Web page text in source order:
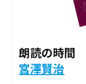
朗読の時間
宮澤賢治